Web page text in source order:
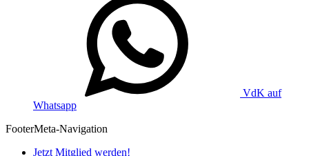
VdK auf
Whatsapp
FooterMeta-Navigation
Jetzt Mitglied werden!